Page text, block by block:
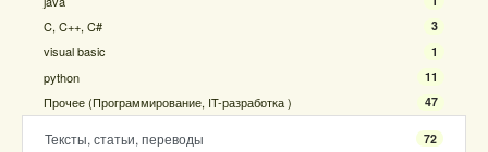
C, C++, C# 3
visual basic 1
python 11
Прочее (Программирование, IT-разработка ) 47
Тексты, статьи, переводы 72